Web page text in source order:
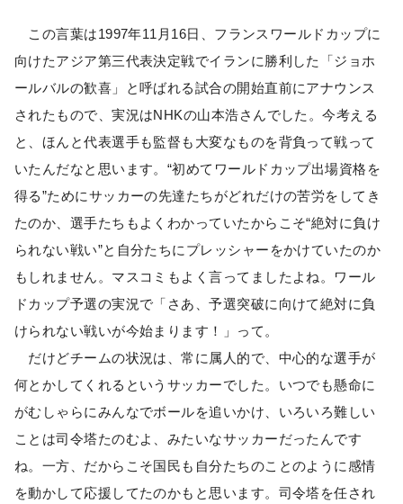
この言葉は1997年11月16日、フランスワールドカップに
向けたアジア第三代表決定戦でイランに勝利した「ジョホ
ールバルの歓喜」と呼ばれる試合の開始直前にアナウンス
されたもので、実況はNHKの山本浩さんでした。今考える
と、ほんと代表選手も監督も大変なものを背負って戦って
いたんだなと思います。“初めてワールドカップ出場資格を
得る”ためにサッカーの先達たちがどれだけの苦労をしてき
たのか、選手たちもよくわかっていたからこそ“絶対に負け
られない戦い”と自分たちにプレッシャーをかけていたのか
もしれません。マスコミもよく言ってましたよね。ワール
ドカップ予選の実況で「さあ、予選突破に向けて絶対に負
けられない戦いが今始まります！」って。
だけどチームの状況は、常に属人的で、中心的な選手が
何とかしてくれるというサッカーでした。いつでも懸命に
がむしゃらにみんなでボールを追いかけ、いろいろ難しい
ことは司令塔たのむよ、みたいなサッカーだったんです
ね。一方、だからこそ国民も自分たちのことのように感情
を動かして応援してたのかもと思います。司令塔を任され